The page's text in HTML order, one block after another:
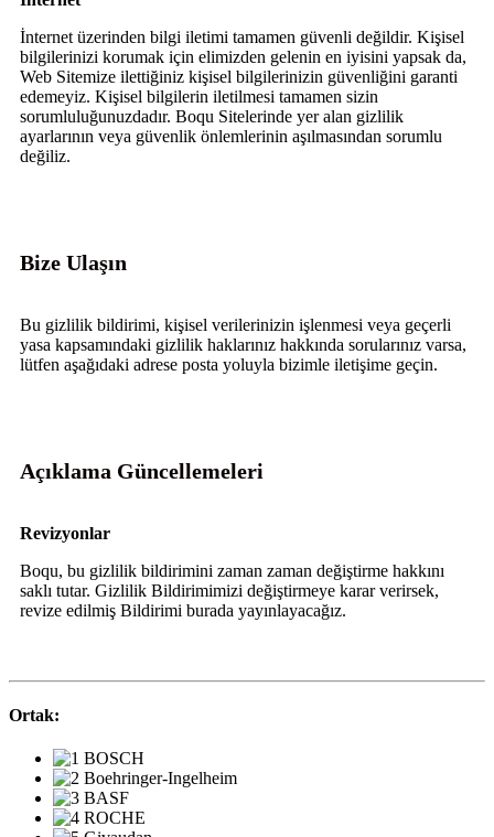
İnternet üzerinden bilgi iletimi tamamen güvenli değildir. Kişisel
bilgilerinizi korumak için elimizden gelenin en iyisini yapsak da,
Web Sitemize ilettiğiniz kişisel bilgilerinizin güvenliğini garanti
edemeyiz. Kişisel bilgilerin iletilmesi tamamen sizin
sorumluluğunuzdadır. Boqu Sitelerinde yer alan gizlilik
ayarlarının veya güvenlik önlemlerinin aşılmasından sorumlu
değiliz.
Bize Ulaşın
Bu gizlilik bildirimi, kişisel verilerinizin işlenmesi veya geçerli
yasa kapsamındaki gizlilik haklarınız hakkında sorularınız varsa,
lütfen aşağıdaki adrese posta yoluyla bizimle iletişime geçin.
Açıklama Güncellemeleri
Revizyonlar
Boqu, bu gizlilik bildirimini zaman zaman değiştirme hakkını
saklı tutar. Gizlilik Bildirimimizi değiştirmeye karar verirsek,
revize edilmiş Bildirimi burada yayınlayacağız.
Ortak: